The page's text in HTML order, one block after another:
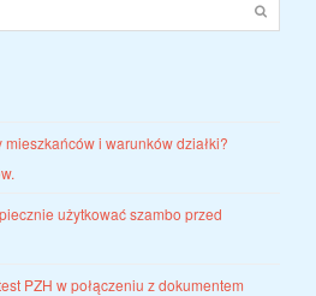
i warunków działki?
użytkować szambo przed
PZH w połączeniu z dokumentem